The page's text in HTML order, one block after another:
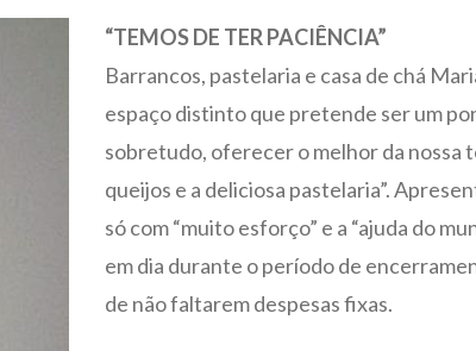
“TEMOS DE TER PACIÊNCIA”
Barrancos, pastelaria e casa de chá
espaço distinto que pretende ser um
sobretudo, oferecer o melhor da nossa
queijos e a deliciosa pastelaria”.
só com “muito esforço” e a “ajuda do
em dia durante o período de
de não faltarem despesas fixas.